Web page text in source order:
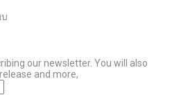
our newsletter. You will also
and more,